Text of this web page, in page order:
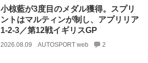
小椋藍が3度目のメダル獲得。スプリ
ントはマルティンが制し、アプリリア
1-2-3／第12戦イギリスGP
2026.08.09 AUTOSPORT web 2